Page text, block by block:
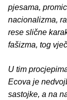
pjesama,
nacionalizma,
rese slične
fašizma, tog
U tim
Ecova je
sastojke, a na